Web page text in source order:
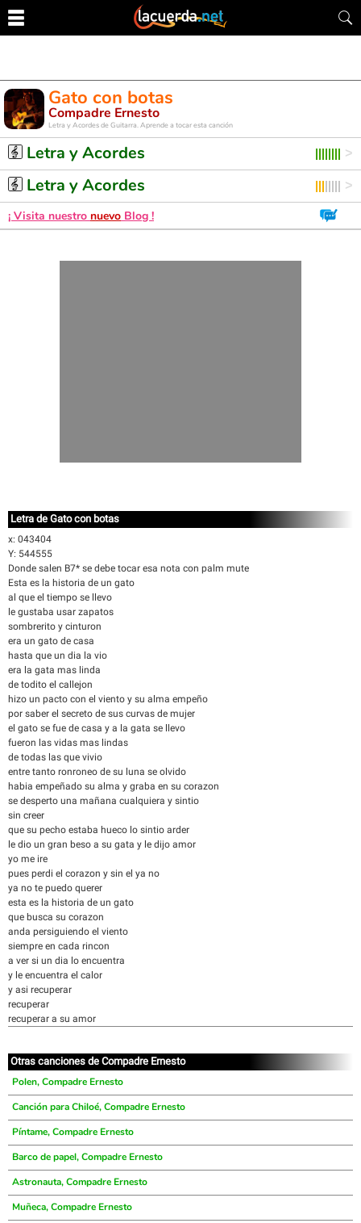
Gato con botas
Compadre Ernesto
Letra y Acordes de Guitarra. Aprende a tocar esta canción
Letra y Acordes
Letra y Acordes
¡ Visita nuestro nuevo Blog !
Letra de Gato con botas
x: 043404
Y: 544555
Donde salen B7* se debe tocar esa nota con palm mute
Esta es la historia de un gato
al que el tiempo se llevo
le gustaba usar zapatos
sombrerito y cinturon
era un gato de casa
hasta que un dia la vio
era la gata mas linda
de todito el callejon
hizo un pacto con el viento y su alma empeño
por saber el secreto de sus curvas de mujer
el gato se fue de casa y a la gata se llevo
fueron las vidas mas lindas
de todas las que vivio
entre tanto ronroneo de su luna se olvido
habia empeñado su alma y graba en su corazon
se desperto una mañana cualquiera y sintio
sin creer
que su pecho estaba hueco lo sintio arder
le dio un gran beso a su gata y le dijo amor
yo me ire
pues perdi el corazon y sin el ya no
ya no te puedo querer
esta es la historia de un gato
que busca su corazon
anda persiguiendo el viento
siempre en cada rincon
a ver si un dia lo encuentra
y le encuentra el calor
y asi recuperar
recuperar
recuperar a su amor
Otras canciones de Compadre Ernesto
Polen, Compadre Ernesto
Canción para Chiloé, Compadre Ernesto
Píntame, Compadre Ernesto
Barco de papel, Compadre Ernesto
Astronauta, Compadre Ernesto
Muñeca, Compadre Ernesto